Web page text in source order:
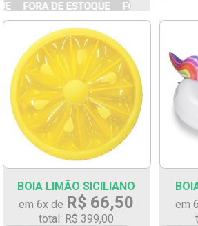
BOIA LIMÃO SICILIANO
em 6x de R$ 66,50
total: R$ 399,00
em